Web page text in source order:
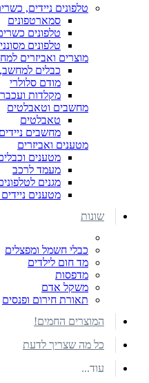
טלפונים ניידים,
סמארטפונים
טלפונים
טלפונים
מוצרים ואביזרים
כבלים
מודם סלולרי
מקלדות
מחשבים וטאבלטים
טאבלטים
מחשבים ניידים
מטענים ואביזרים
מטענים
מעמד לרכב
מגנים
מטענים ניידים
שונות
כבלי חשמל ומפצלים
מד חום לילדים
מדפסות
משקל אדם
תאורת חירום ופנסים
המוצרים החמים!
כל מה שצריך לדעת
עוד...